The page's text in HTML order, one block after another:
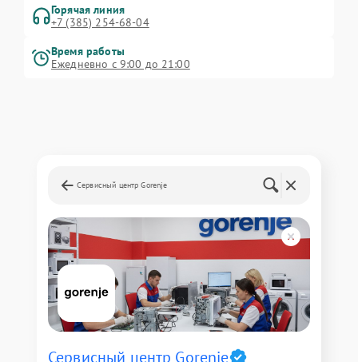
Горячая линия
+7 (385) 254-68-04
Время работы
Ежедневно с 9:00 до 21:00
Сервисный центр Gorenje
Сервисный центр Gorenje